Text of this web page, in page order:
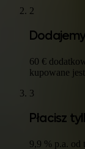
2
Dodajemy
60 €
kupowane
3
Płacisz
9,9 % p.a. od